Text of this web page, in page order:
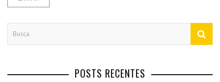
POSTS RECENTES